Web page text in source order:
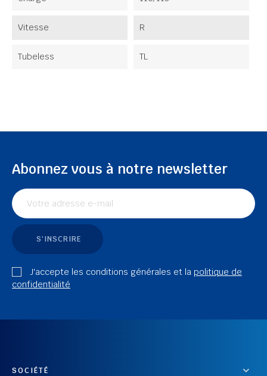
Vitesse R
Tubeless TL
Abonnez vous à notre newsletter
S'INSCRIRE
J'accepte les conditions générales et la politique de
confidentialité
SOCIÉTÉ